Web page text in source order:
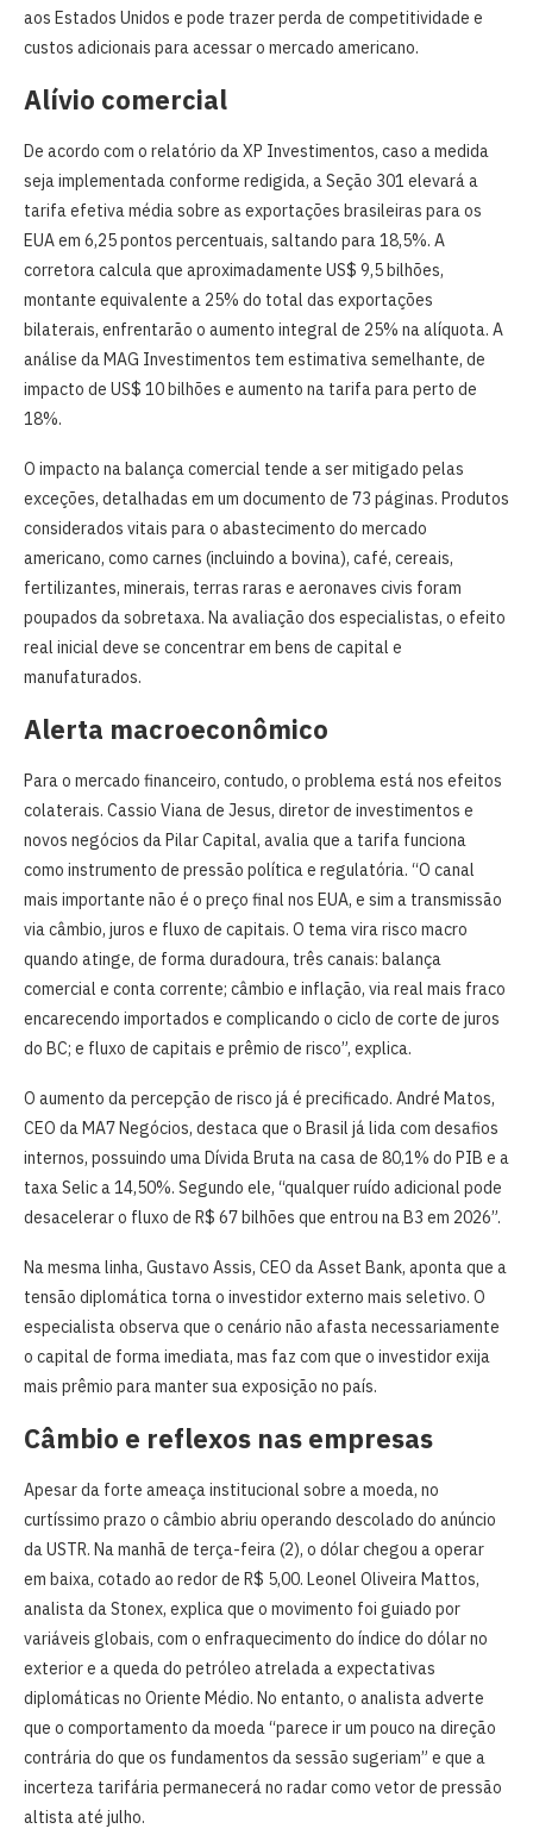
aos Estados Unidos e pode trazer perda de competitividade e
custos adicionais para acessar o mercado americano.
Alívio comercial
De acordo com o relatório da XP Investimentos, caso a medida
seja implementada conforme redigida, a Seção 301 elevará a
tarifa efetiva média sobre as exportações brasileiras para os
EUA em 6,25 pontos percentuais, saltando para 18,5%. A
corretora calcula que aproximadamente US$ 9,5 bilhões,
montante equivalente a 25% do total das exportações
bilaterais, enfrentarão o aumento integral de 25% na alíquota. A
análise da MAG Investimentos tem estimativa semelhante, de
impacto de US$ 10 bilhões e aumento na tarifa para perto de
18%.
O impacto na balança comercial tende a ser mitigado pelas
exceções, detalhadas em um documento de 73 páginas. Produtos
considerados vitais para o abastecimento do mercado
americano, como carnes (incluindo a bovina), café, cereais,
fertilizantes, minerais, terras raras e aeronaves civis foram
poupados da sobretaxa. Na avaliação dos especialistas, o efeito
real inicial deve se concentrar em bens de capital e
manufaturados.
Alerta macroeconômico
Para o mercado financeiro, contudo, o problema está nos efeitos
colaterais. Cassio Viana de Jesus, diretor de investimentos e
novos negócios da Pilar Capital, avalia que a tarifa funciona
como instrumento de pressão política e regulatória. “O canal
mais importante não é o preço final nos EUA, e sim a transmissão
via câmbio, juros e fluxo de capitais. O tema vira risco macro
quando atinge, de forma duradoura, três canais: balança
comercial e conta corrente; câmbio e inflação, via real mais fraco
encarecendo importados e complicando o ciclo de corte de juros
do BC; e fluxo de capitais e prêmio de risco”, explica.
O aumento da percepção de risco já é precificado. André Matos,
CEO da MA7 Negócios, destaca que o Brasil já lida com desafios
internos, possuindo uma Dívida Bruta na casa de 80,1% do PIB e a
taxa Selic a 14,50%. Segundo ele, “qualquer ruído adicional pode
desacelerar o fluxo de R$ 67 bilhões que entrou na B3 em 2026”.
Na mesma linha, Gustavo Assis, CEO da Asset Bank, aponta que a
tensão diplomática torna o investidor externo mais seletivo. O
especialista observa que o cenário não afasta necessariamente
o capital de forma imediata, mas faz com que o investidor exija
mais prêmio para manter sua exposição no país.
Câmbio e reflexos nas empresas
Apesar da forte ameaça institucional sobre a moeda, no
curtíssimo prazo o câmbio abriu operando descolado do anúncio
da USTR. Na manhã de terça-feira (2), o dólar chegou a operar
em baixa, cotado ao redor de R$ 5,00. Leonel Oliveira Mattos,
analista da Stonex, explica que o movimento foi guiado por
variáveis globais, com o enfraquecimento do índice do dólar no
exterior e a queda do petróleo atrelada a expectativas
diplomáticas no Oriente Médio. No entanto, o analista adverte
que o comportamento da moeda “parece ir um pouco na direção
contrária do que os fundamentos da sessão sugeriam” e que a
incerteza tarifária permanecerá no radar como vetor de pressão
altista até julho.